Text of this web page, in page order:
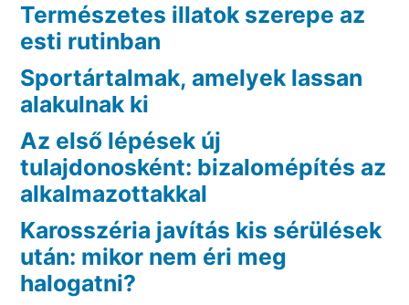
Természetes illatok szerepe az
esti rutinban
Sportártalmak, amelyek lassan
alakulnak ki
Az első lépések új
tulajdonosként: bizalomépítés az
alkalmazottakkal
Karosszéria javítás kis sérülések
után: mikor nem éri meg
halogatni?